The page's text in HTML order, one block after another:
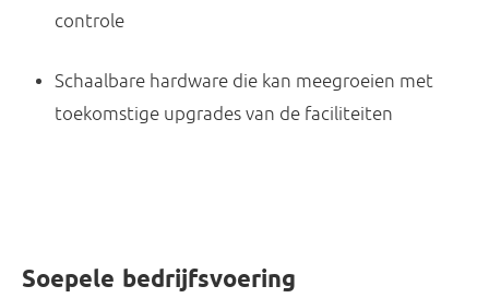
controle
Schaalbare hardware die kan meegroeien met
toekomstige upgrades van de faciliteiten
Soepele bedrijfsvoering